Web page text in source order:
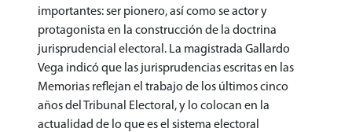
importantes: ser pionero, así como se actor y
protagonista en la construcción de la doctrina
jurisprudencial electoral. La magistrada Gallardo
Vega indicó que las jurisprudencias escritas en las
Memorias reflejan el trabajo de los últimos cinco
años del Tribunal Electoral, y lo colocan en la
actualidad de lo que es el sistema electoral